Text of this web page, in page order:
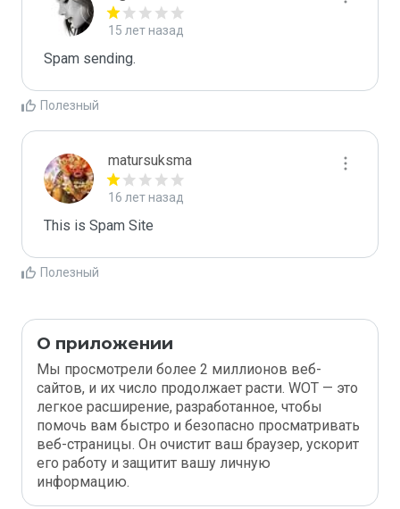
15 лет назад
Spam sending.
Полезный
matursuksma
16 лет назад
This is Spam Site
Полезный
О приложении
Мы просмотрели более 2 миллионов веб-
сайтов, и их число продолжает расти. WOT — это
легкое расширение, разработанное, чтобы
помочь вам быстро и безопасно просматривать
веб-страницы. Он очистит ваш браузер, ускорит
его работу и защитит вашу личную
информацию.